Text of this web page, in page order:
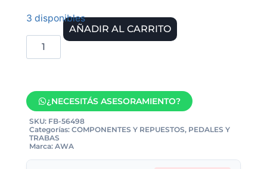
3 disponibles
AÑADIR AL CARRITO
¿NECESITÁS ASESORAMIENTO?
SKU: FB-56498
Categorías: COMPONENTES Y REPUESTOS, PEDALES Y
TRABAS
Marca: AWA